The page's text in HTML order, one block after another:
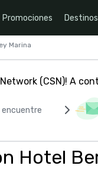
Promociones Destinos
Marina
(CSN)! A
encuentre
Hotel